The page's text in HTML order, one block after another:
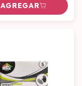
AGREGAR